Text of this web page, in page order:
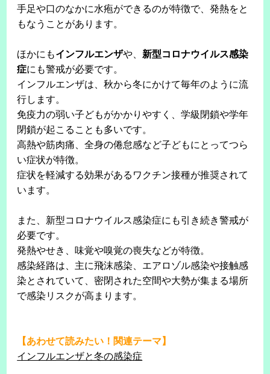
手足や口のなかに水疱ができるのが特徴で、発熱をと
もなうことがあります。
ほかにもインフルエンザや、 新型コロナウイルス感染
症にも警戒が必要です。
インフルエンザは、秋から冬にかけて毎年のように流
行します。
免疫力の弱い子どもがかかりやすく、学級閉鎖や学年
閉鎖が起こることも多いです。
高熱や筋肉痛、全身の倦怠感など子どもにとってつら
い症状が特徴。
症状を軽減する効果があるワクチン接種が推奨されて
います。
また、新型コロナウイルス感染症にも引き続き警戒が
必要です。
発熱やせき、味覚や嗅覚の喪失などが特徴。
感染経路は、主に飛沫感染、エアロゾル感染や接触感
染とされていて、密閉された空間や大勢が集まる場所
で感染リスクが高まります。
【あわせて読みたい！関連テーマ】
インフルエンザと冬の感染症